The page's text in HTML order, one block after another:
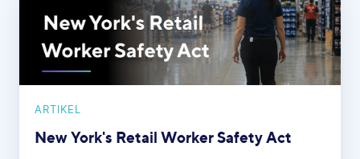
ARTIKEL
New York's Retail Worker Safety Act